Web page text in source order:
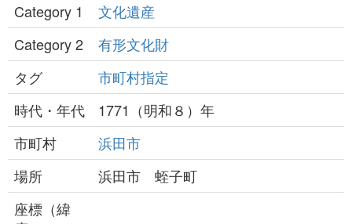
Category 1
文化遺産
Category 2
有形文化財
タグ
市町村指定
時代・年代
1771（明和８）年
市町村
浜田市
場所
浜田市 蛭子町
座標（緯